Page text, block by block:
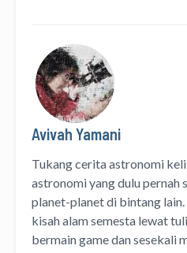
Avivah Yamani
Tukang cerita astronomi
astronomiyang dulu pernah
planet-planet di bintang
kisah alam semesta lewat
bermain game dan sesekali